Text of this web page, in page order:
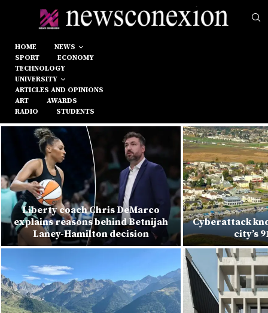
HOME
NEWS
SPORT
ECONOMY
TECHNOLOGY
UNIVERSITY
ARTICLES AND OPINIONS
ART
AWARDS
RADIO
STUDENTS
Liberty coach Chris DeMarco
explains reasons behind Betnijah
Laney-Hamilton decision
Cyberattack
city’s